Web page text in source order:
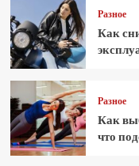
Разное
Как
Разное
Как
что